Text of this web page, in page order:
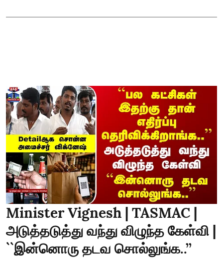
Minister Vignesh | TASMAC |
அடுத்தடுத்து வந்து விழுந்த கேள்வி |
``இன்னொரு தடவ சொல்லுங்க..’’